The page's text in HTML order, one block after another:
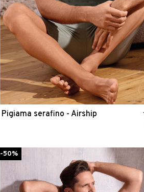
Pigiama serafino - Airship
-50%